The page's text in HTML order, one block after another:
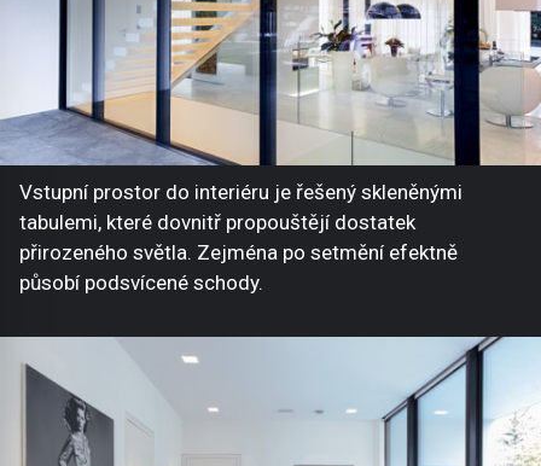
Vstupní prostor do interiéru je řešený skleněnými
tabulemi, které dovnitř propouštějí dostatek
přirozeného světla. Zejména po setmění efektně
působí podsvícené schody.